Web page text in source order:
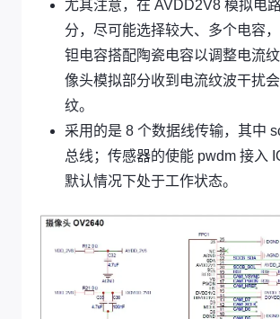
尤其注意，在 AVDD2V8 模拟电
分，尽可能选择较大、多个电容
钽电容搭配陶瓷电容以调整电流
像头模拟部分收到电流纹波干扰
纹。
采用的是 8 个数据线传输，其中
总线；传感器的使能 pwdm 接入
默认情况下处于工作状态。